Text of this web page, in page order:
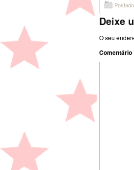
Deixe
O seu
Comentário